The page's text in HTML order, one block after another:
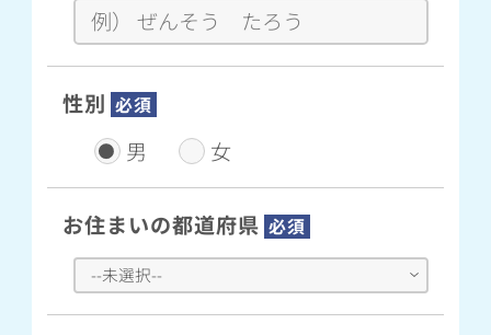
性別 必須
男 女
お住まいの都道府県 必須